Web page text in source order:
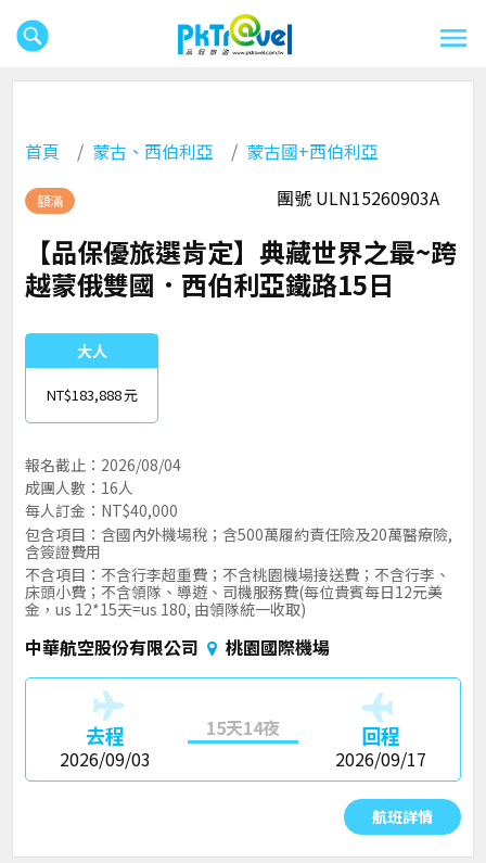
首頁 蒙古、西伯利亞 蒙古國+西伯利亞
額滿 團號 ULN15260903A
【品保優旅選肯定】典藏世界之最~跨
越蒙俄雙國．西伯利亞鐵路15日
大人
NT$183,888
報名截止：2026/08/04
成團人數：16人
每人訂金：NT$40,000
包含項目：含國內外機場稅；含500萬履約責任險及20萬醫療險,
含簽證費用
不含項目：不含行李超重費；不含桃園機場接送費；不含行李、
床頭小費；不含領隊、導遊、司機服務費(每位貴賓每日12元美
金，us 12*15天=us 180, 由領隊統一收取)
中華航空股份有限公司 桃園國際機場
去程
2026/09/03
15天14夜 回程
2026/09/17
航班詳情